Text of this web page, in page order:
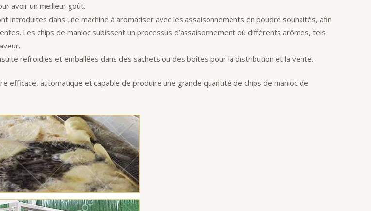
avoir un meilleur goût.
introduites dans une machine à aromatiser avec les assaisonnements en poudre souhaités, afin
Les chips de manioc subissent un processus d’assaisonnement où différents arômes, tels
refroidies et emballées dans des sachets ou des boîtes pour la distribution et la vente.
efficace, automatique et capable de produire une grande quantité de chips de manioc de